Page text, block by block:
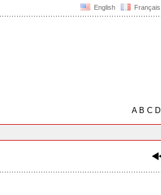
English Français
AB C D